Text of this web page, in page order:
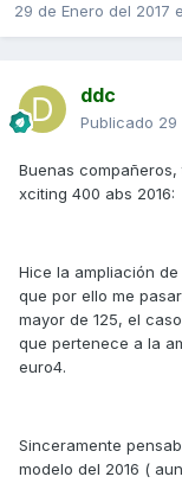
29 de Enero del 2017
ddc
Publicado 29
Buenas
xciting 400 abs 2016:
Hice la ampliación
que por ello me
mayor de 125, el
que pertenece a la
euro4.
Sinceramente
modelo del 2016 (